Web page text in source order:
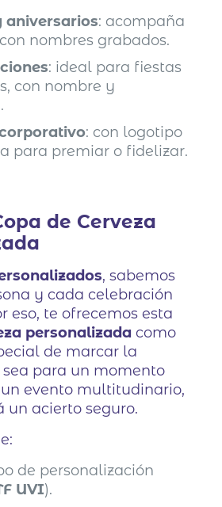
aniversarios: acompaña
nombres grabados.
: ideal para fiestas
con nombre y
: con logotipo
para premiar o fidelizar.
de Cerveza
, sabemos
y cada celebración
eso, te ofrecemos esta
personalizada como
de marcar la
para un momento
evento multitudinario,
un acierto seguro.
de personalización
UVI).